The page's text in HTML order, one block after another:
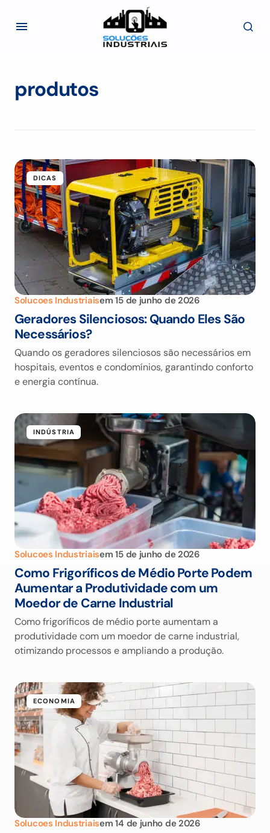
produtos
DICAS
Solucoes Industriaisem 15 de junho de 2026
Geradores Silenciosos: Quando Eles São
Necessários?
Quando os geradores silenciosos são necessários em
hospitais, eventos e condomínios, garantindo conforto
e energia contínua.
INDÚSTRIA
Solucoes Industriaisem 15 de junho de 2026
Como Frigoríficos de Médio Porte Podem
Aumentar a Produtividade com um
Moedor de Carne Industrial
Como frigoríficos de médio porte aumentam a
produtividade com um moedor de carne industrial,
otimizando processos e ampliando a produção.
ECONOMIA
Solucoes Industriaisem 14 de junho de 2026